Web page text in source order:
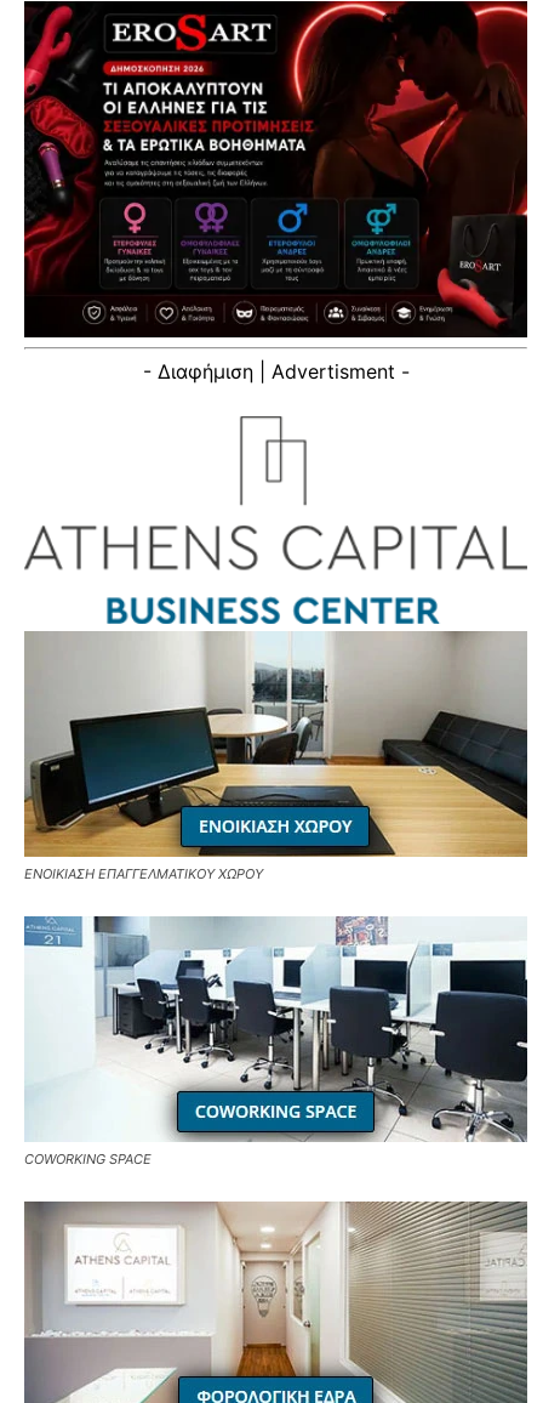
- Διαφήμιση | Advertisment -
ΕΝΟΙΚΙΑΣΗ ΕΠΑΓΓΕΛΜΑΤΙΚΟΥ ΧΩΡΟΥ
COWORKING SPACE